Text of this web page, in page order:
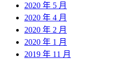
2020 年 5 月
2020 年 4 月
2020 年 2 月
2020 年 1 月
2019 年 11 月